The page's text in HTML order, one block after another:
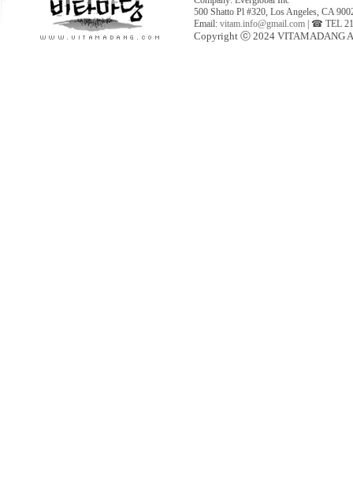
500 Shatto Pl #320, Los Angeles, CA
Email: vitam.info@gmail.com| ☎ TEL
Copyright ⓒ 2024 VITAMADANG